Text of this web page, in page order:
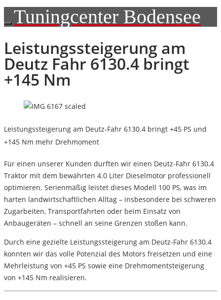
Tuningcenter Bodensee
Leistungssteigerung am
Deutz Fahr 6130.4 bringt
+145 Nm
Leistungssteigerung am Deutz-Fahr 6130.4 bringt +45 PS und
+145 Nm mehr Drehmoment
Für einen unserer Kunden durften wir einen Deutz-Fahr 6130.4
Traktor mit dem bewährten 4.0 Liter Dieselmotor professionell
optimieren. Serienmäßig leistet dieses Modell 100 PS, was im
harten landwirtschaftlichen Alltag – insbesondere bei schweren
Zugarbeiten, Transportfahrten oder beim Einsatz von
Anbaugeräten – schnell an seine Grenzen stoßen kann.
Durch eine gezielte Leistungssteigerung am Deutz-Fahr 6130.4
konnten wir das volle Potenzial des Motors freisetzen und eine
Mehrleistung von +45 PS sowie eine Drehmomentsteigerung
von +145 Nm realisieren.